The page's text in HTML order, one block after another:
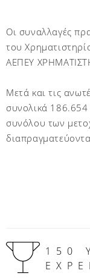
Οι συναλλαγές
του
ΑΕΠΕΥ
Μετά και τις
συνολικά 186.654
συνόλου των
150